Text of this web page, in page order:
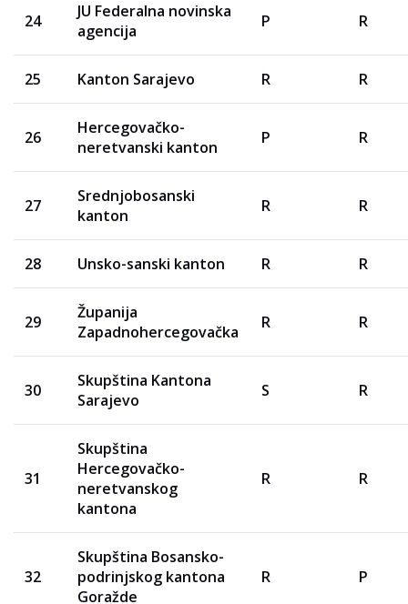
24
JU Federalna novinska
agencija
P R
25 Kanton Sarajevo R R
26
Hercegovačko-
neretvanski kanton
P R
27
Srednjobosanski
kanton
R R
28 Unsko-sanski kanton R R
29
Županija
Zapadnohercegovačka
R R
30
Skupština Kantona
Sarajevo
S R
31
Skupština
Hercegovačko-
neretvanskog
kantona
R R
32
Skupština Bosansko-
podrinjskog kantona
Goražde
R P